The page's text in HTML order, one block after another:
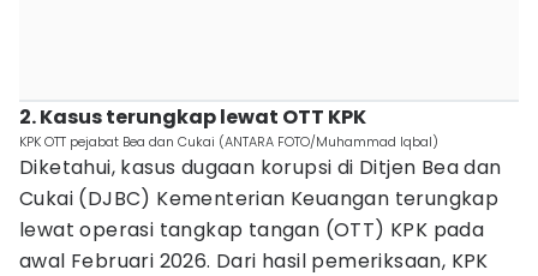
2. Kasus terungkap lewat OTT KPK
KPK OTT pejabat Bea dan Cukai (ANTARA FOTO/Muhammad Iqbal)
Diketahui, kasus dugaan korupsi di Ditjen Bea dan
Cukai (DJBC) Kementerian Keuangan terungkap
lewat operasi tangkap tangan (OTT) KPK pada
awal Februari 2026. Dari hasil pemeriksaan, KPK